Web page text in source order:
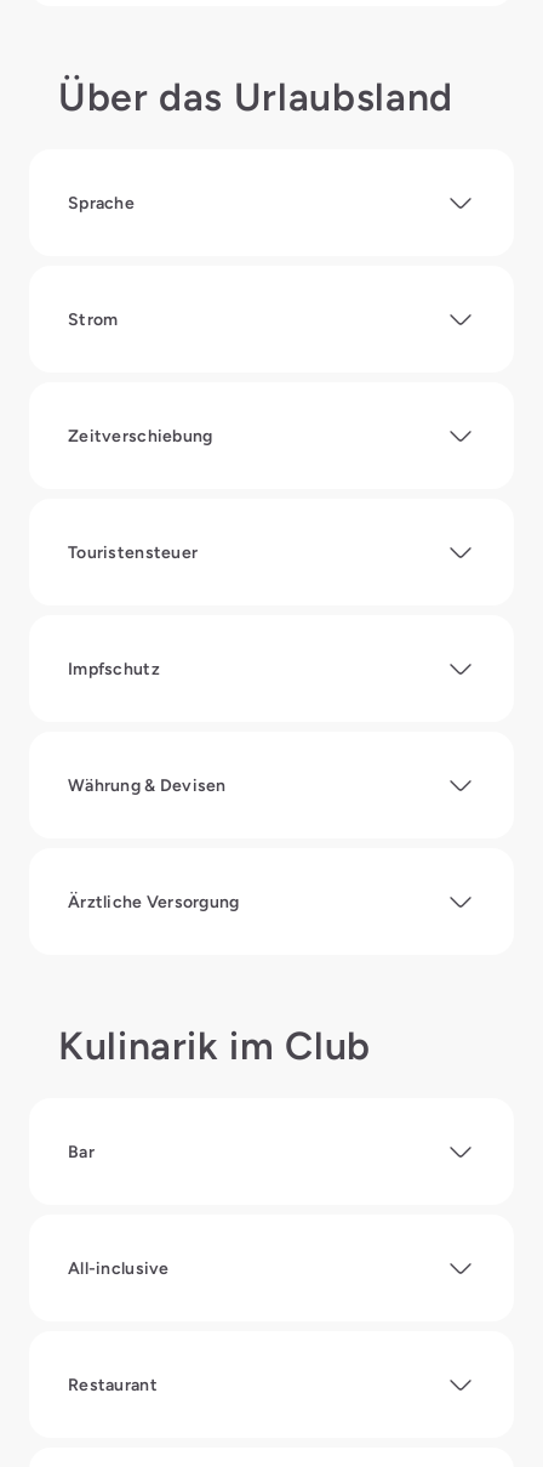
Über das Urlaubsland
Sprache
Strom
Zeitverschiebung
Touristensteuer
Impfschutz
Währung & Devisen
Ärztliche Versorgung
Kulinarik im Club
Bar
All-inclusive
Restaurant